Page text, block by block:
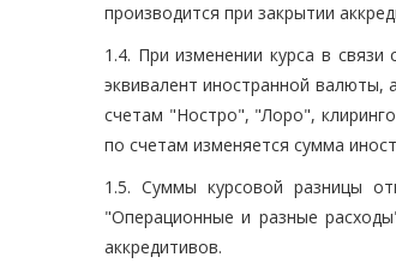
производится при закрытии
1.4. При изменении курса в
эквивалент иностранной валюты,
счетам "Ностро", "Лоро",
по счетам изменяется сумма
1.5. Суммы курсовой разницы
"Операционные и разные
аккредитивов.